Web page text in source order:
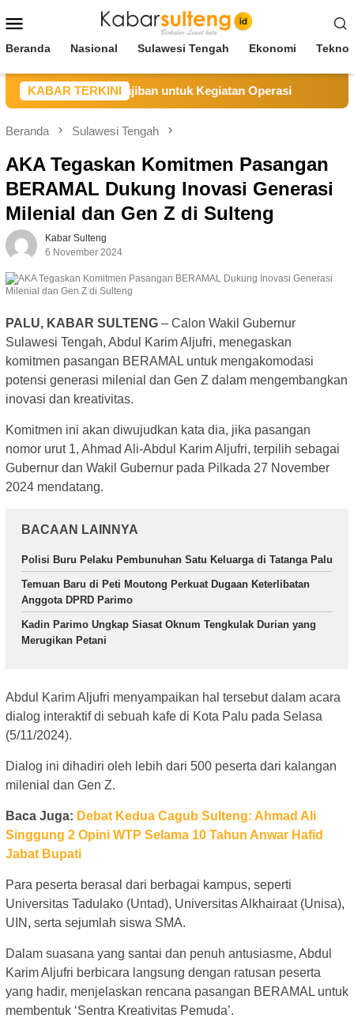
ke
Mobile
Beranda Nasional Sulawesi Tengah Ekonomi
KABAR TERKINI
Selesaikan Kewajiban untuk Kegiatan Operasi
Beranda Sulawesi Tengah
AKA Tegaskan Komitmen Pasangan
BERAMAL Dukung Inovasi Generasi
Milenial dan Gen Z di Sulteng
Kabar Sulteng
6 November 2024
PALU, KABAR SULTENG – Calon Wakil Gubernur
Sulawesi Tengah, Abdul Karim Aljufri, menegaskan
komitmen pasangan BERAMAL untuk mengakomodasi
potensi generasi milenial dan Gen Z dalam mengembangkan
inovasi dan kreativitas.
Komitmen ini akan diwujudkan kata dia, jika pasangan
nomor urut 1, Ahmad Ali-Abdul Karim Aljufri, terpilih sebagai
Gubernur dan Wakil Gubernur pada Pilkada 27 November
2024 mendatang.
BACAAN LAINNYA
Polisi Buru Pelaku Pembunuhan Satu Keluarga di Tatanga Palu
Temuan Baru di Peti Moutong Perkuat Dugaan Keterlibatan
Anggota DPRD Parimo
Kadin Parimo Ungkap Siasat Oknum Tengkulak Durian yang
Merugikan Petani
Abdul Karim Aljufri menyampaikan hal tersebut dalam acara
dialog interaktif di sebuah kafe di Kota Palu pada Selasa
(5/11/2024).
Dialog ini dihadiri oleh lebih dari 500 peserta dari kalangan
milenial dan Gen Z.
Baca Juga: Debat Kedua Cagub Sulteng: Ahmad Ali
Singgung 2 Opini WTP Selama 10 Tahun Anwar Hafid
Jabat Bupati
Para peserta berasal dari berbagai kampus, seperti
Universitas Tadulako (Untad), Universitas Alkhairaat (Unisa),
UIN, serta sejumlah siswa SMA.
Dalam suasana yang santai dan penuh antusiasme, Abdul
Karim Aljufri berbicara langsung dengan ratusan peserta
yang hadir, menjelaskan rencana pasangan BERAMAL untuk
membentuk ‘Sentra Kreativitas Pemuda’.